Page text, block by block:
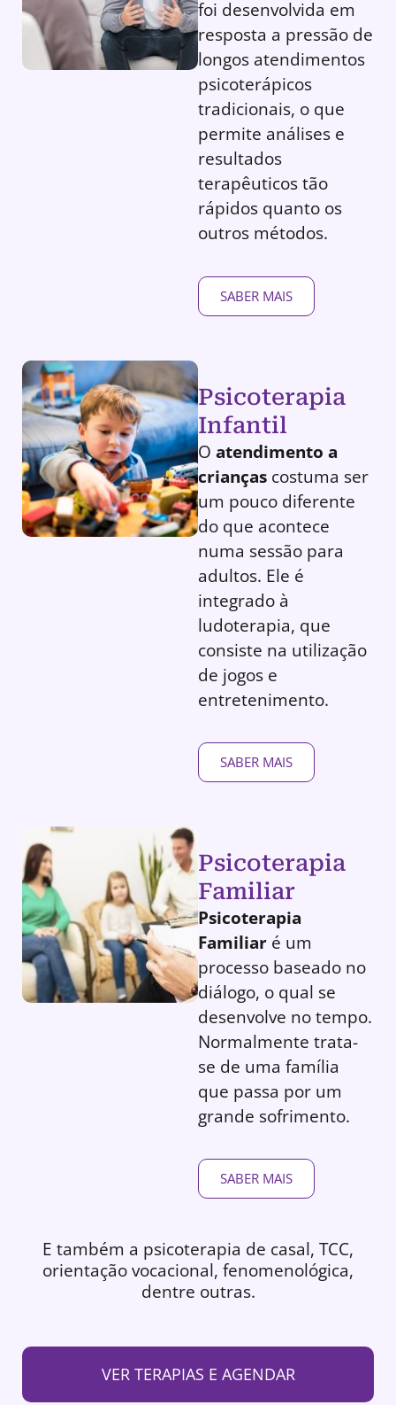
foi desenvolvida em
resposta a pressão de
longos atendimentos
psicoterápicos
tradicionais, o que
permite análises e
resultados
terapêuticos tão
rápidos quanto os
outros métodos.
SABER MAIS
Psicoterapia
Infantil
O atendimento a
crianças costuma ser
um pouco diferente
do que acontece
numa sessão para
adultos. Ele é
integrado à
ludoterapia, que
consiste na utilização
de jogos e
entretenimento.
SABER MAIS
Psicoterapia
Familiar
Psicoterapia
Familiar é um
processo baseado no
diálogo, o qual se
desenvolve no tempo.
Normalmente trata-
se de uma família
que passa por um
grande sofrimento.
SABER MAIS
E também a psicoterapia de casal, TCC,
orientação vocacional, fenomenológica,
dentre outras.
VER TERAPIAS E AGENDAR